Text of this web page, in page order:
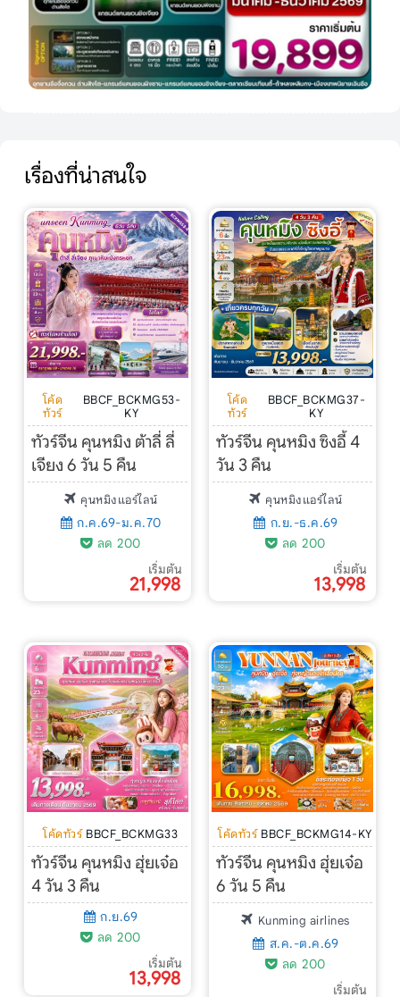
เรื่องที่น่าสนใจ
โค้ด
ทัวร์
BBCF_BCKMG53-
KY
ทัวร์จีน คุนหมิง ต้าลี่ ลี่
เจียง 6 วัน 5 คืน
คุนหมิงแอร์ไลน์
ก.ค.69-ม.ค.70
ลด 200
เริ่มต้น
21,998
โค้ด
ทัวร์
BBCF_BCKMG37-
KY
ทัวร์จีน คุนหมิง ซิงอี้ 4
วัน 3 คืน
คุนหมิงแอร์ไลน์
ก.ย.-ธ.ค.69
ลด 200
เริ่มต้น
13,998
โค้ดทัวร์ BBCF_BCKMG33
ทัวร์จีน คุนหมิง ฮุ่ยเจ๋อ
4 วัน 3 คืน
ก.ย.69
ลด 200
เริ่มต้น
13,998
โค้ดทัวร์ BBCF_BCKMG14-KY
ทัวร์จีน คุนหมิง ฮุ่ยเจ๋อ
6 วัน 5 คืน
Kunming airlines
ส.ค.-ต.ค.69
ลด 200
เริ่มต้น